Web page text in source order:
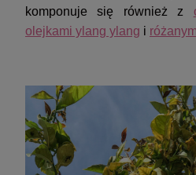
komponuje się również z
olejkami ylang ylang i